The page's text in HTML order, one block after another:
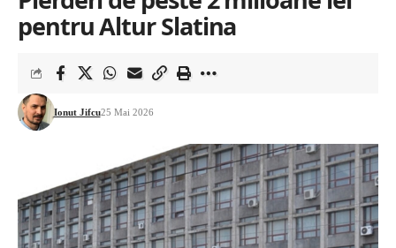
pentru Altur Slatina
Ionut Jifcu25 Mai 2026